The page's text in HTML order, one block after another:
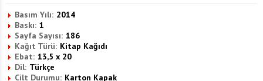
Basım Yılı: 2014
Baskı: 1
Sayfa Sayısı: 186
Kağıt Türü: Kitap Kağıdı
Ebat: 13,5 x 20
Dil: Türkçe
Cilt Durumu: Karton Kapak